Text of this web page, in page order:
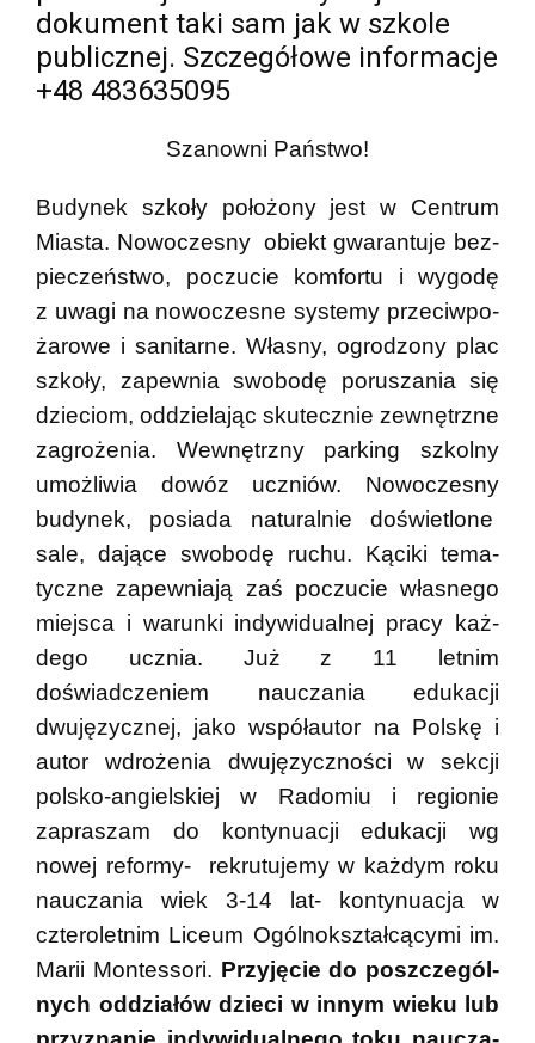
dokument taki sam jak w szkole
publicznej. Szczegółowe informacje
+48 483635095
Sza­nowni Pań­stwo!
Budy­nek szkoły poło­żony jest w Centrum
Miasta. Nowoczesny obiekt gwa­ran­tuje bez­
pie­czeń­stwo, poczu­cie kom­fortu i wygodę
z uwagi na nowo­cze­sne sys­temy prze­ciw­po­
ża­rowe i sani­tarne. Własny, ogro­dzony plac
szkoły, zapew­nia swo­bodę poru­sza­nia się
dzie­ciom, oddzie­la­jąc sku­tecz­nie zewnętrzne
zagro­że­nia. Wew­nętrzny par­king szkolny
umoż­li­wia dowóz uczniów. Nowo­cze­sny
budy­nek, posiada natu­ral­nie doświe­tlone
sale, dające swo­bodę ruchu. Kąciki tema­
tyczne zapew­niają zaś poczu­cie wła­snego
miej­sca i warunki indy­wi­du­al­nej pracy każ­
dego ucznia. Już z 11 letnim
doświadczeniem nauczania edukacji
dwujęzycznej, jako współautor na Polskę i
autor wdrożenia dwujęzyczności w sekcji
polsko-angielskiej w Radomiu i regionie
zapraszam do kontynuacji edukacji wg
nowej reformy- rekrutujemy w każdym roku
nauczania wiek 3-14 lat- kontynuacja w
czteroletnim Liceum Ogólnokształcącymi im.
Marii Montessori. Przy­ję­cie do poszcze­gól­
nych oddzia­łów dzieci w innym wieku lub